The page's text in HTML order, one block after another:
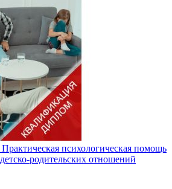
психологическая помощь
родительских отношений